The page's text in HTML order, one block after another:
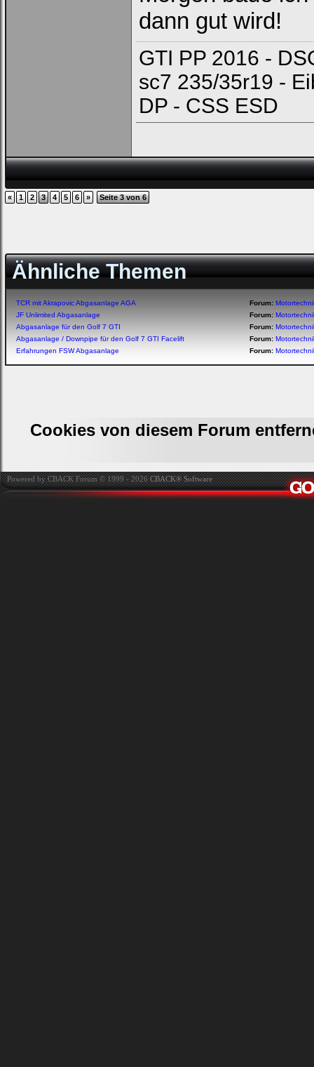
dann gut wird!
GTI PP 2016 -
sc7 235/35r19 -
DP - CSS ESD
« 1 2 3 4 5 6 » Seite 3 von 6
Ähnliche Themen
TCR mit Akrapovic Abgasanlage AGA Forum:
JF Unlimited Abgasanlage
Forum:
Abgasanlage für den Golf 7 GTI
Forum:
Abgasanlage / Downpipe für den Golf 7 GTI Facelift
Forum:
Erfahrungen FSW Abgasanlage
Forum:
Cookies von diesem Forum
Powered by CBACK Forum © 1999 - 2026CBACK® Software